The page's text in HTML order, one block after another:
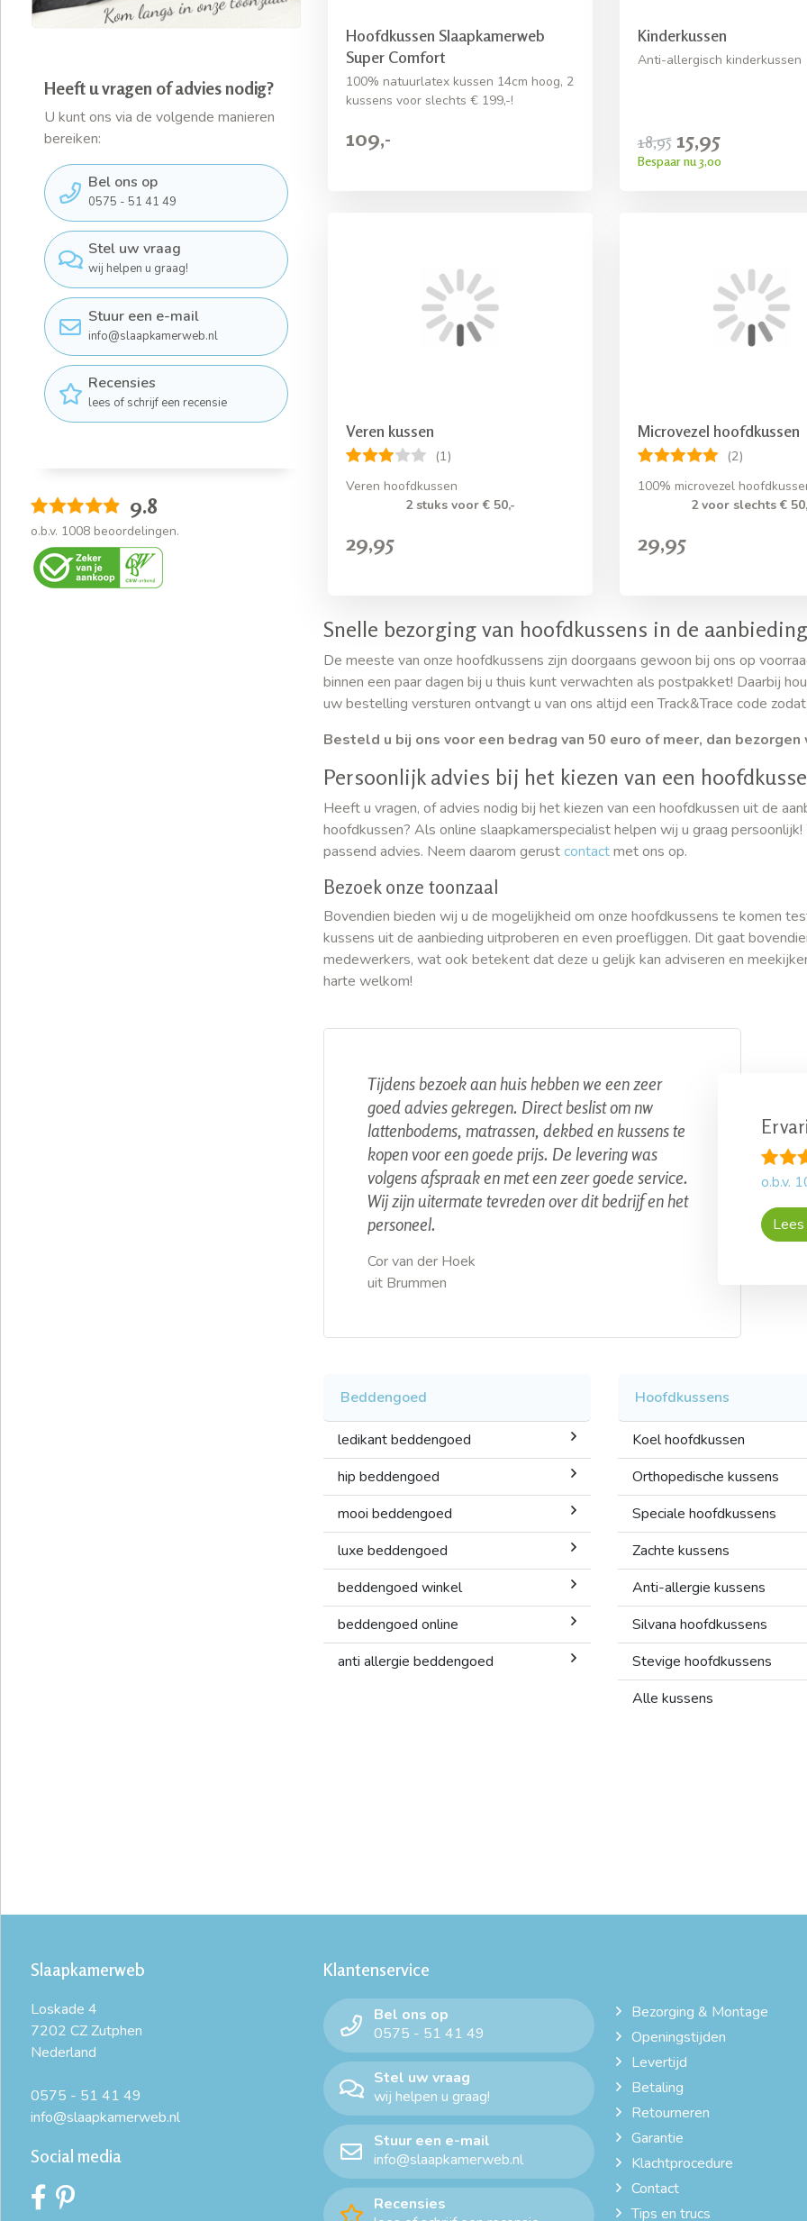
Heeft u vragen of advies nodig?
U kunt ons via de volgende manieren
bereiken:
Bel ons op
0575 - 51 41 49
Stel uw vraag
wij helpen u graag!
Stuur een e-mail
info@slaapkamerweb.nl
Recensies
lees of schrijf een recensie
9.8
o.b.v. 1008 beoordelingen.
Hoofdkussen Slaapkamerweb
Super Comfort
100% natuurlatex kussen 14cm hoog, 2
kussens voor slechts € 199,-!
109,-
Kinderkussen
Anti-allergisch kinderkussen
18,95 15,95
Bespaar nu 3,00
Veren kussen
(1)
Veren hoofdkussen
2 stuks voor € 50,-
29,95
Microvezel hoofdkussen
(2)
100% microvezel
2 voor slechts €
29,95
Snelle bezorging van hoofdkussens in de aanbieding
De meeste van onze hoofdkussens zijn doorgaans gewoon bij ons op
binnen een paar dagen bij u thuis kunt verwachten als postpakket! Daarbij
uw bestelling versturen ontvangt u van ons altijd een Track&Trace code
Besteld u bij ons voor een bedrag van 50 euro of meer, dan
Persoonlijk advies bij het kiezen van een
Heeft u vragen, of advies nodig bij het kiezen van een hoofdkussen uit de
hoofdkussen? Als online slaapkamerspecialist helpen wij u graag
passend advies. Neem daarom gerustcontactmet ons op.
Bezoek onze toonzaal
Bovendien bieden wij u de mogelijkheid om onze hoofdkussens te komen
kussens uit de aanbieding uitproberen en even proefliggen. Dit gaat
medewerkers, wat ook betekent dat deze u gelijk kan adviseren en
harte welkom!
Tijdens bezoek aan huis hebben we een zeer
goed advies gekregen. Direct beslist om nw
lattenbodems, matrassen, dekbed en kussens te
kopen voor een goede prijs. De levering was
volgens afspraak en met een zeer goede service.
Wij zijn uitermate tevreden over dit bedrijf en het
personeel.
Cor van der Hoek
uit Brummen
o.b.v.
Beddengoed
ledikant beddengoed
hip beddengoed
mooi beddengoed
luxe beddengoed
beddengoed winkel
beddengoed online
anti allergie beddengoed
Hoofdkussens
Koel hoofdkussen
Orthopedische kussens
Speciale hoofdkussens
Zachte kussens
Anti-allergie kussens
Silvana hoofdkussens
Stevige hoofdkussens
Alle kussens
Slaapkamerweb
Loskade 4
7202 CZ Zutphen
Nederland
0575 - 51 41 49
info@slaapkamerweb.nl
Social media
Klantenservice
Bel ons op
0575 - 51 41 49
Stel uw vraag
wij helpen u graag!
Stuur een e-mail
info@slaapkamerweb.nl
Recensies
Bezorging & Montage
Openingstijden
Levertijd
Betaling
Retourneren
Garantie
Klachtprocedure
Contact
Tips en trucs